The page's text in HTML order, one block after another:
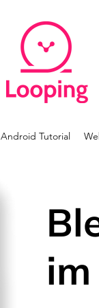
Android Tutorial